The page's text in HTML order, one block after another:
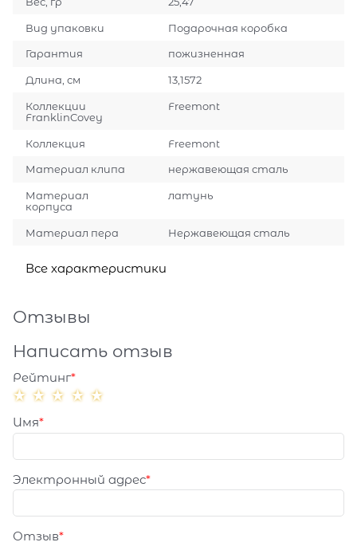
Вид упаковки Подарочная коробка
Гарантия пожизненная
Длина, см 13,1572
Коллекции
FranklinCovey
Freemont
Коллекция Freemont
Материал клипа нержавеющая сталь
Материал
корпуса
латунь
Материал пера Нержавеющая сталь
Все характеристики
Отзывы
Написать отзыв
Рейтинг
Имя
Электронный адрес
Отзыв